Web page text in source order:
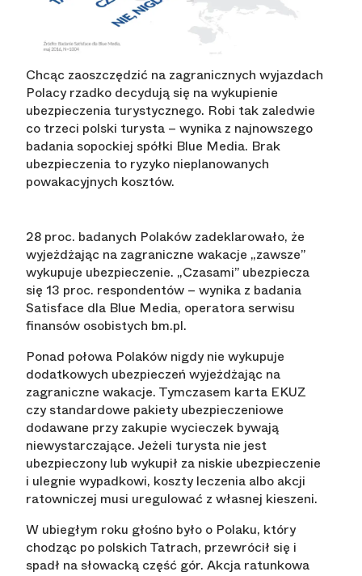
Chcąc zaoszczędzić na zagranicznych wyjazdach
Polacy rzadko decydują się na wykupienie
ubezpieczenia turystycznego. Robi tak zaledwie
co trzeci polski turysta – wynika z najnowszego
badania sopockiej spółki Blue Media. Brak
ubezpieczenia to ryzyko nieplanowanych
powakacyjnych kosztów.
28 proc. badanych Polaków zadeklarowało, że
wyjeżdżając na zagraniczne wakacje „zawsze”
wykupuje ubezpieczenie. „Czasami” ubezpiecza
się 13 proc. respondentów – wynika z badania
Satisface dla Blue Media, operatora serwisu
finansów osobistych bm.pl.
Ponad połowa Polaków nigdy nie wykupuje
dodatkowych ubezpieczeń wyjeżdżając na
zagraniczne wakacje. Tymczasem karta EKUZ
czy standardowe pakiety ubezpieczeniowe
dodawane przy zakupie wycieczek bywają
niewystarczające. Jeżeli turysta nie jest
ubezpieczony lub wykupił za niskie ubezpieczenie
i ulegnie wypadkowi, koszty leczenia albo akcji
ratowniczej musi uregulować z własnej kieszeni.
W ubiegłym roku głośno było o Polaku, który
chodząc po polskich Tatrach, przewrócił się i
spadł na słowacką część gór. Akcja ratunkowa